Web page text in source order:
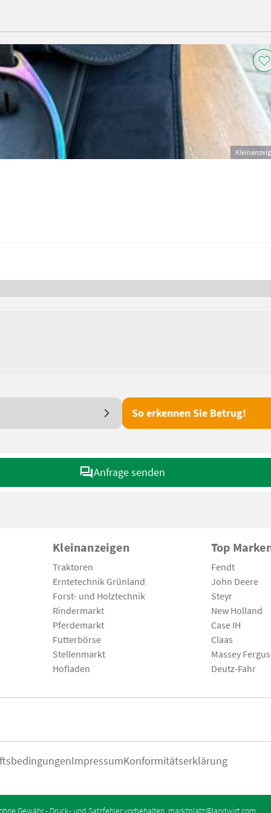
So erkennen Sie Betrug!
Anfrage senden
Kleinanzeigen
Traktoren
Erntetechnik Grünland
Forst- und Holztechnik
Rindermarkt
Pferdemarkt
Futterbörse
Stellenmarkt
Hofladen
Top
Fendt
John Deere
Steyr
New Holland
Case IH
Claas
Massey
Deutz-Fahr
ImpressumKonformitätserklärung
Gewähr - Druck- und Satzfehler vorbehalten. marktplatz@landwirt.com